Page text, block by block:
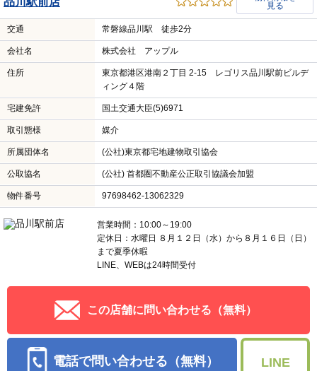
見る
交通 常磐線品川駅 徒歩2分
会社名 株式会社 アップル
住所
東京都港区港南２丁目 2-15 レゴリス品川駅前ビルデ
ィング４階
宅建免許 国土交通大臣(5)6971
取引態様 媒介
所属団体名 (公社)東京都宅地建物取引協会
公取協名 (公社) 首都圏不動産公正取引協議会加盟
物件番号 97698462-13062329
営業時間：10:00～19:00
定休日：水曜日 ８月１２日（水）から８月１６日（日）
まで夏季休暇
LINE、WEBは24時間受付
この店舗に問い合わせる（無料）
電話で問い合わせる（無料） LINE